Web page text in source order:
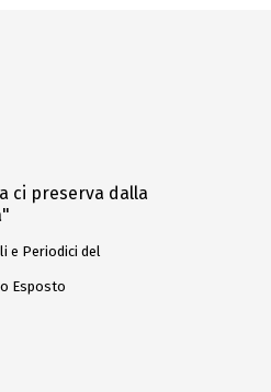
ci preserva dalla
e Periodici del
Esposto